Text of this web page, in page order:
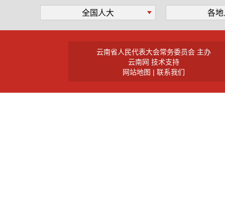
全国人大 各
云南省人民代表大会常务委员会 主办
云南网 技术支持
网站地图 | 联系我们